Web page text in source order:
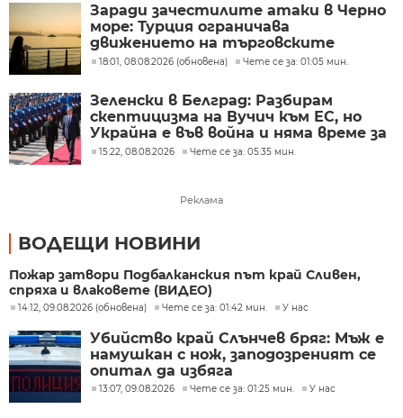
Заради зачестилите атаки в Черно
море: Турция ограничава
движението на търговските
кораби
18:01, 08.08.2026 (обновена) Чете се за: 01:05 мин.
Зеленски в Белград: Разбирам
скептицизма на Вучич към ЕС, но
Украйна е във война и няма време за
скептицизъм
15:22, 08.08.2026 Чете се за: 05:35 мин.
Реклама
ВОДЕЩИ НОВИНИ
Пожар затвори Подбалканския път край Сливен,
спряха и влаковете (ВИДЕО)
14:12, 09.08.2026 (обновена) Чете се за: 01:42 мин. У нас
Убийство край Слънчев бряг: Мъж е
намушкан с нож, заподозреният се
опитал да избяга
13:07, 09.08.2026 Чете се за: 01:25 мин. У нас